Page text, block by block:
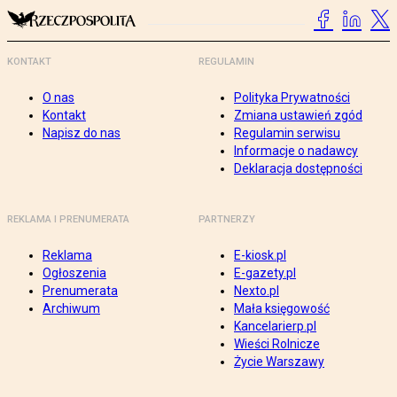
KONTAKT
O nas
Kontakt
Napisz do nas
REGULAMIN
Polityka Prywatności
Zmiana ustawień zgód
Regulamin serwisu
Informacje o nadawcy
Deklaracja dostępności
REKLAMA I PRENUMERATA
Reklama
Ogłoszenia
Prenumerata
Archiwum
PARTNERZY
E-kiosk.pl
E-gazety.pl
Nexto.pl
Mała księgowość
Kancelarierp.pl
Wieści Rolnicze
Życie Warszawy